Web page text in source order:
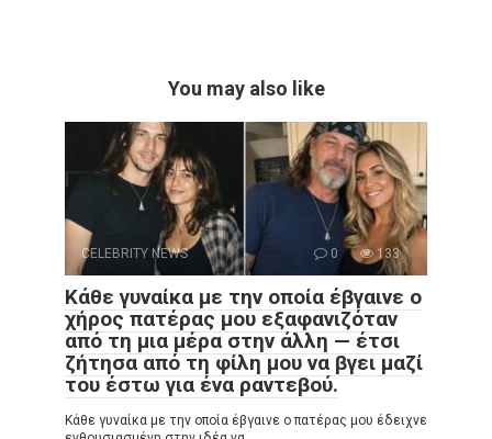
You may also like
CELEBRITY NEWS 0 133
Κάθε γυναίκα με την οποία έβγαινε ο
χήρος πατέρας μου εξαφανιζόταν
από τη μια μέρα στην άλλη — έτσι
ζήτησα από τη φίλη μου να βγει μαζί
του έστω για ένα ραντεβού.
Κάθε γυναίκα με την οποία έβγαινε ο πατέρας μου έδειχνε